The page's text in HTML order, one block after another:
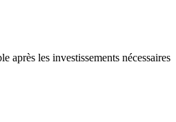
après les investissements nécessaires